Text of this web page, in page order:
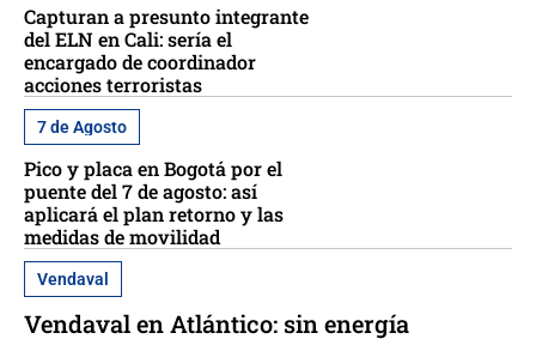
Capturan a presunto integrante
del ELN en Cali: sería el
encargado de coordinador
acciones terroristas
7 de Agosto
Pico y placa en Bogotá por el
puente del 7 de agosto: así
aplicará el plan retorno y las
medidas de movilidad
Vendaval
Vendaval en Atlántico: sin energía